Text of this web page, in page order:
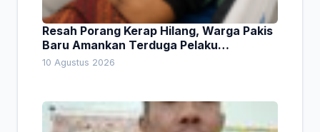
Resah Porang Kerap Hilang, Warga Pakis
Baru Amankan Terduga Pelaku
Pencurian
10 Agustus 2026